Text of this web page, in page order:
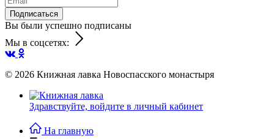
Подписаться
Вы были успешно подписаны
Мы в соцсетях:
© 2026 Книжная лавка Новоспасского монастыря
Здравствуйте, войдите в личный кабинет
На главную